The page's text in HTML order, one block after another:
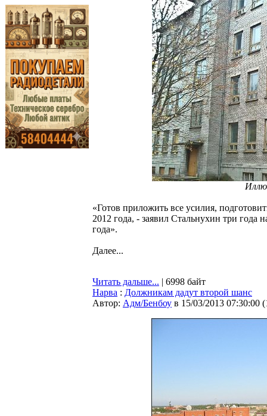
«Готов приложить все усилия,
2012 года, - заявил Стальнухин три года
года».
Далее...
Читать дальше... | 6998 байт
Нарва : Должникам дадут второй шанс
Автор: Адм/Бенбоу в 15/03/2013 07:30:00 (